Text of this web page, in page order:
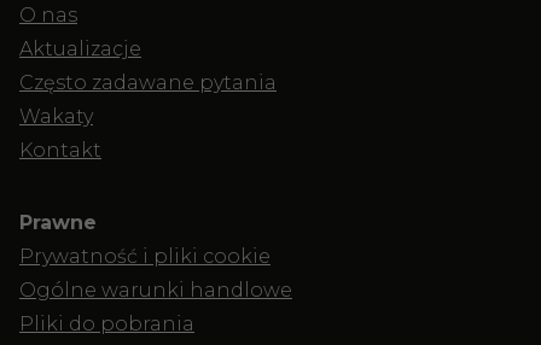
O nas
Aktualizacje
Często zadawane pytania
Wakaty
Kontakt
Prawne
Prywatność i pliki cookie
Ogólne warunki handlowe
Pliki do pobrania